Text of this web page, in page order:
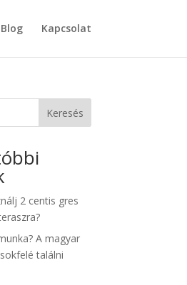
Blog Kapcsolat
Keresés
2 centis gres
A magyar
találni